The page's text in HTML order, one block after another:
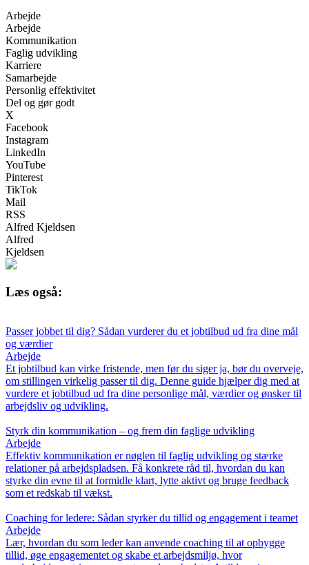
Arbejde
Arbejde
Kommunikation
Faglig udvikling
Karriere
Samarbejde
Personlig effektivitet
Del og gør godt
X
Facebook
Instagram
LinkedIn
YouTube
Pinterest
TikTok
Mail
RSS
Alfred Kjeldsen
Alfred
Kjeldsen
Læs også:
Passer jobbet til dig? Sådan vurderer du et jobtilbud ud fra dine mål
og værdier
Arbejde
Et jobtilbud kan virke fristende, men før du siger ja, bør du overveje,
om stillingen virkelig passer til dig. Denne guide hjælper dig med at
vurdere et jobtilbud ud fra dine personlige mål, værdier og ønsker til
arbejdsliv og udvikling.
Styrk din kommunikation – og frem din faglige udvikling
Arbejde
Effektiv kommunikation er nøglen til faglig udvikling og stærke
relationer på arbejdspladsen. Få konkrete råd til, hvordan du kan
styrke din evne til at formidle klart, lytte aktivt og bruge feedback
som et redskab til vækst.
Coaching for ledere: Sådan styrker du tillid og engagement i teamet
Arbejde
Lær, hvordan du som leder kan anvende coaching til at opbygge
tillid, øge engagementet og skabe et arbejdsmiljø, hvor